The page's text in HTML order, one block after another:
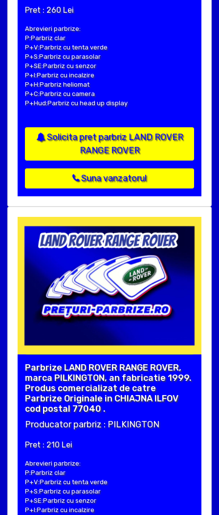
Pret : 260 Lei
Abrevieri parbrize:
P:Parbriz clar
P+V:Parbriz cu tenta verde
P+S:Parbriz cu parasolar
P+SE:Parbriz cu senzor
P+I:Parbriz cu incalzire
P+H:Parbriz heliomat
P+C:Parbriz cu camera
P+Hud:Parbriz cu head up display
Solicita pret parbriz LAND ROVER
RANGE ROVER
Suna vanzatorul
Parbrize LAND ROVER RANGE ROVER,
marca PILKINGTON, an fabricatie 1999.
Produs comercializat de catre
Parbrize Originale in CHIAJNA ILFOV
cod postal 77040 .
Producator parbriz : PILKINGTON
Pret : 210 Lei
Abrevieri parbrize:
P:Parbriz clar
P+V:Parbriz cu tenta verde
P+S:Parbriz cu parasolar
P+SE:Parbriz cu senzor
P+I:Parbriz cu incalzire